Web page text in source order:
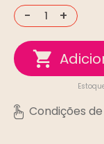
- +